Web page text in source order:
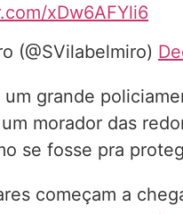
xDw6AFYli6
(@SVilabelmiro)
grande
morador das
se fosse pra
começam a